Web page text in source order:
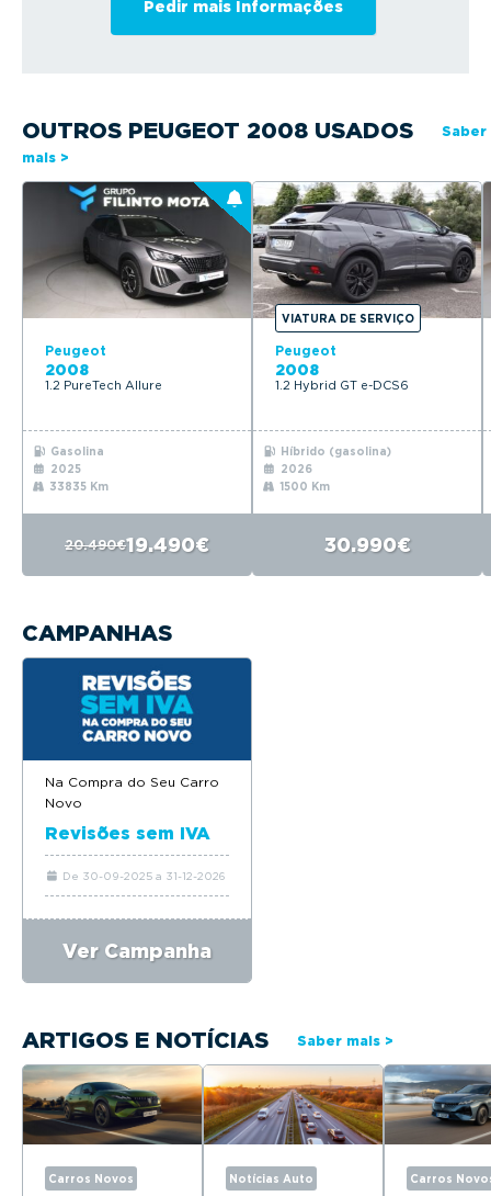
OUTROS PEUGEOT 2008 USADOS
Saber
mais >
Peugeot
2008
1.2 PureTech Allure
Gasolina
2025
33835 Km
20.490€19.490€
VIATURA DE SERVIÇO
Peugeot
2008
1.2 Hybrid GT e-DCS6
Híbrido (gasolina)
2026
1500 Km
30.990€
CAMPANHAS
Na Compra do Seu Carro
Novo
Revisões sem IVA
De 30-09-2025 a 31-12-2026
Ver Campanha
ARTIGOS E NOTÍCIAS Saber mais >
Carros Novos Notícias Auto Carros